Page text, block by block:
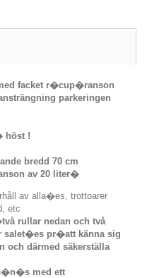
facket r�cup�ranson
parkeringen
höst !
bredd 70 cm
av 20 liter�
av alla�es, trottoarer
etc
rullar nedan och två
pr�att känna sig
och därmed säkerställa
med ett